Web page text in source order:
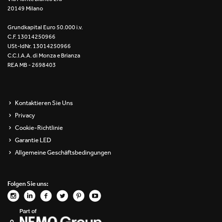
Re Low LED
Roll IOS
Unit 1X
Unit Channel
Unit Round
Yori Evo 48V
Yori Evo Box
20149 Milano
Grundkapital Euro 50.000 i.v.
C.F. 13014250966
USt-IdNr. 13014250966
C.C.I.A.A. di Monza e Brianza
REA MB - 2698403
Kontaktieren Sie Uns
Privacy
Cookie-Richtlinie
Garantie LED
Allgemeine Geschäftsbedingungen
Folgen Sie uns: